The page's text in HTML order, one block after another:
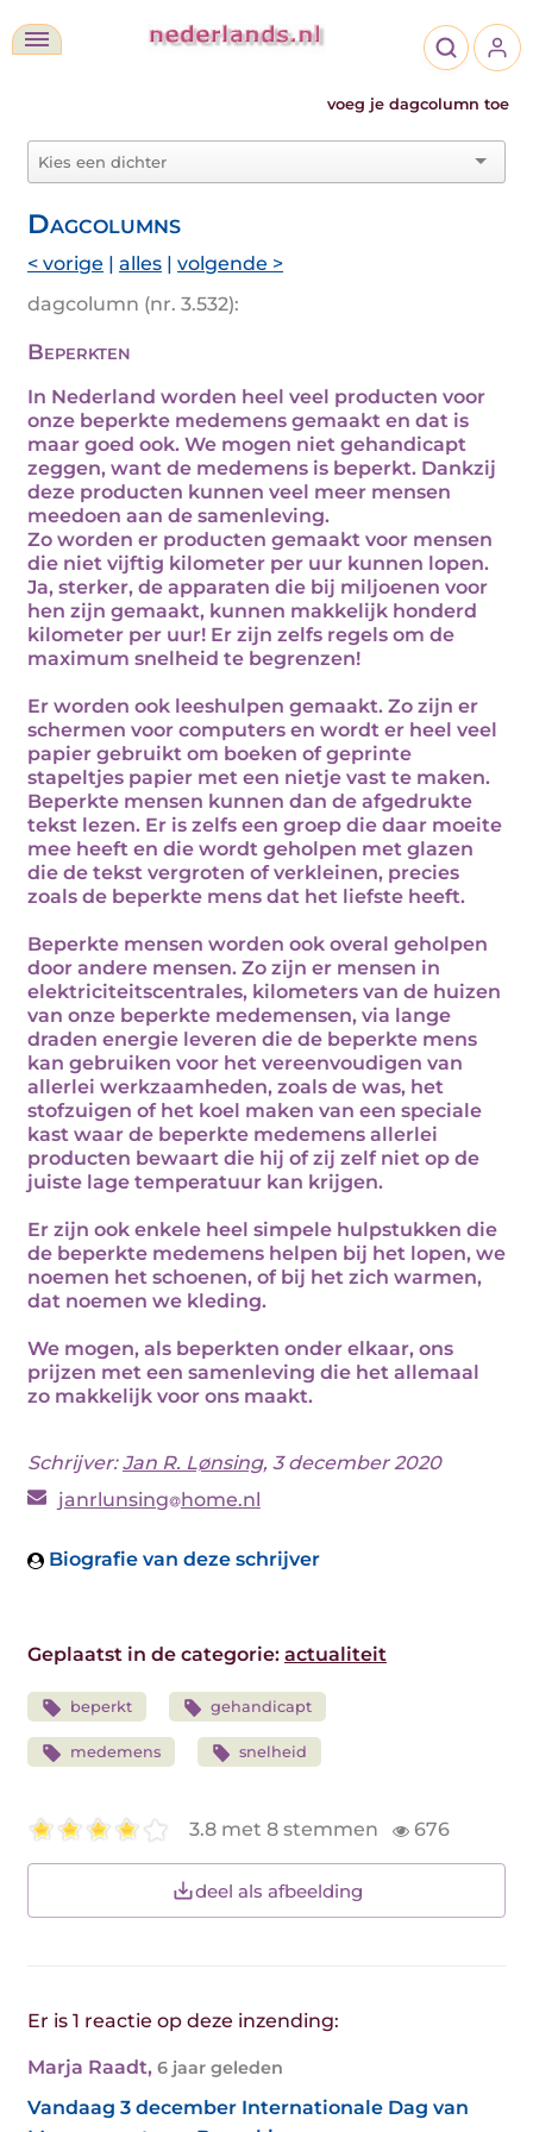
voeg je dagcolumn toe
Dagcolumns
< vorige | alles | volgende >
dagcolumn (nr. 3.532):
Beperkten
In Nederland worden heel veel producten voor
onze beperkte medemens gemaakt en dat is
maar goed ook. We mogen niet gehandicapt
zeggen, want de medemens is beperkt. Dankzij
deze producten kunnen veel meer mensen
meedoen aan de samenleving.
Zo worden er producten gemaakt voor mensen
die niet vijftig kilometer per uur kunnen lopen.
Ja, sterker, de apparaten die bij miljoenen voor
hen zijn gemaakt, kunnen makkelijk honderd
kilometer per uur! Er zijn zelfs regels om de
maximum snelheid te begrenzen!
Er worden ook leeshulpen gemaakt. Zo zijn er
schermen voor computers en wordt er heel veel
papier gebruikt om boeken of geprinte
stapeltjes papier met een nietje vast te maken.
Beperkte mensen kunnen dan de afgedrukte
tekst lezen. Er is zelfs een groep die daar moeite
mee heeft en die wordt geholpen met glazen
die de tekst vergroten of verkleinen, precies
zoals de beperkte mens dat het liefste heeft.
Beperkte mensen worden ook overal geholpen
door andere mensen. Zo zijn er mensen in
elektriciteitscentrales, kilometers van de huizen
van onze beperkte medemensen, via lange
draden energie leveren die de beperkte mens
kan gebruiken voor het vereenvoudigen van
allerlei werkzaamheden, zoals de was, het
stofzuigen of het koel maken van een speciale
kast waar de beperkte medemens allerlei
producten bewaart die hij of zij zelf niet op de
juiste lage temperatuur kan krijgen.
Er zijn ook enkele heel simpele hulpstukken die
de beperkte medemens helpen bij het lopen, we
noemen het schoenen, of bij het zich warmen,
dat noemen we kleding.
We mogen, als beperkten onder elkaar, ons
prijzen met een samenleving die het allemaal
zo makkelijk voor ons maakt.
Schrijver:Jan R. Lønsing, 3 december 2020
janrlunsing home.nl
Biografie van deze schrijver
Geplaatst in de categorie: actualiteit
beperkt gehandicapt
medemens snelheid
3.8 met 8 stemmen 676
deel als afbeelding
Er is 1 reactie op deze inzending:
Marja Raadt, 6 jaar geleden
Vandaag 3 december Internationale Dag van